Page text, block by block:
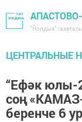
"Йолдыз"
ЦЕНТРАЛЬНЫЕ
“Ефәк юлы-
соң
беренче 6